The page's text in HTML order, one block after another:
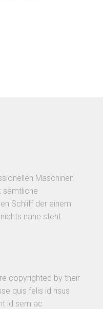
Maschinen
sämtliche
Schliff der einem
nahe steht
copyrighted by their
quis felis id risus
id sem ac